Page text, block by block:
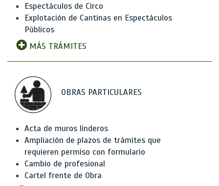
Espectáculos de Circo
Explotación de Cantinas en Espectáculos
Públicos
MÁS TRÁMITES
OBRAS PARTICULARES
Acta de muros linderos
Ampliación de plazos de trámites que
requieren permiso con formulario
Cambio de profesional
Cartel frente de Obra